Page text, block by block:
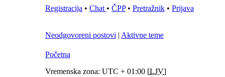
Registracija • Chat • ČPP• Pretražnik • Prijava
Neodgovoreni postovi | Aktivne teme
Početna
Vremenska zona: UTC + 01:00 [LJV]